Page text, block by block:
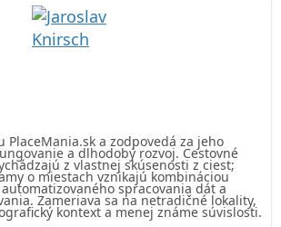
PlaceMania.sk a zodpovedá za jeho
a dlhodobý rozvoj. Cestovné
z vlastnej skúsenosti z ciest;
o miestach vznikajú kombináciou
spracovania dát a
Zameriava sa na netradičné lokality,
kontext a menej známe súvislosti.